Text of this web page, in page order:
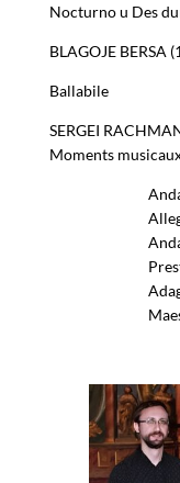
Nocturno u Des
BLAGOJE BERSA
Ballabile
SERGEI
Moments
Andante
Adagio